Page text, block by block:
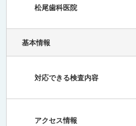
松尾歯科医院
基本情報
対応できる検査内容
アクセス情報